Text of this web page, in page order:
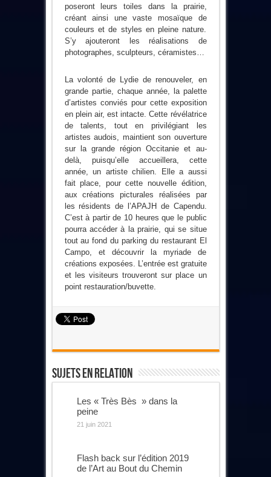
poseront leurs toiles dans la prairie,
créant ainsi une vaste mosaïque de
couleurs et de styles en pleine nature.
S’y ajouteront les réalisations de
photographes, sculpteurs, céramistes…
La volonté de Lydie de renouveler, en
grande partie, chaque année, la palette
d’artistes conviés pour cette exposition
en plein air, est intacte. Cette révélatrice
de talents, tout en privilégiant les
artistes audois, maintient son ouverture
sur la grande région Occitanie et au-
delà, puisqu’elle accueillera, cette
année, un artiste chilien. Elle a aussi
fait place, pour cette nouvelle édition,
aux créations picturales réalisées par
les résidents de l’APAJH de Capendu.
C’est à partir de 10 heures que le public
pourra accéder à la prairie, qui se situe
tout au fond du parking du restaurant El
Campo, et découvrir la myriade de
créations exposées. L’entrée est gratuite
et les visiteurs trouveront sur place un
point restauration/buvette.
Sujets En Relation
Les « Très Bès » dans la
peine
21 juin 2021
Flash back sur l’édition 2019
de l’Art au Bout du Chemin